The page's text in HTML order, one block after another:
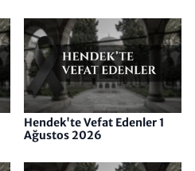
Hendek'te Vefat Edenler 1
Ağustos 2026